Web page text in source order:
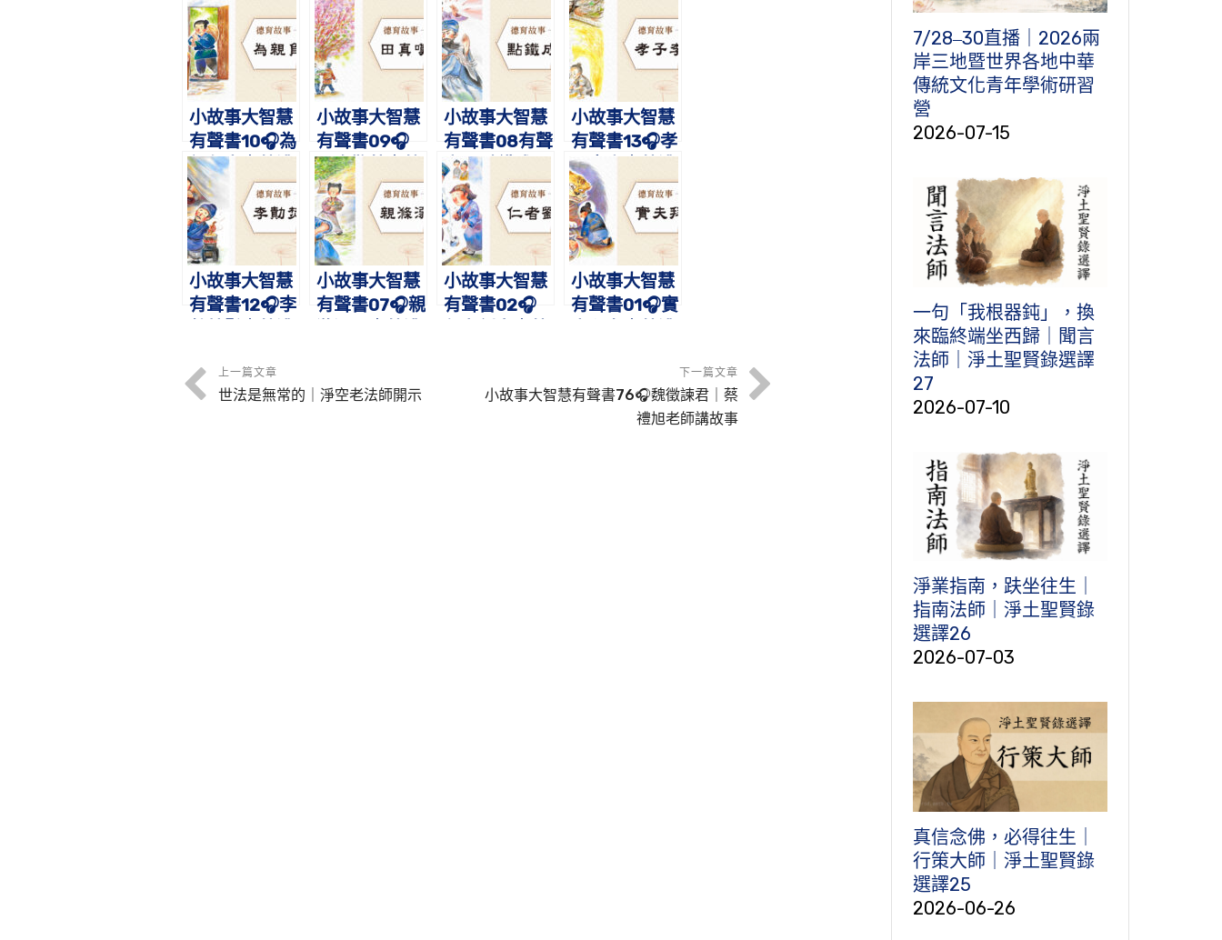
小故事大智慧
有聲書10🎧為
親負米｜蔡禮
旭老師講故事
小故事大智慧
有聲書09🎧
田真歎荊｜蔡
禮旭老師講故
事
小故事大智慧
有聲書08有聲
書🎧點鐵成
金-仙人呂洞
賓｜蔡禮旭老
師講故事
小故事大智慧
有聲書13🎧孝
子李忠｜蔡禮
旭老師講故事
小故事大智慧
有聲書12🎧李
小故事大智慧
有聲書07🎧親
小故事大智慧
有聲書02🎧
小故事大智慧
有聲書01🎧實
上一篇文章
世法是無常的｜淨空老法師開示
下一篇文章
小故事大智慧有聲書76🎧魏徵諫君｜蔡
禮旭老師講故事
7/28‒30直播｜2026兩
岸三地暨世界各地中華
傳統文化青年學術研習
營
2026-07-15
一句「我根器鈍」，換
來臨終端坐西歸｜聞言
法師｜淨土聖賢錄選譯
27
2026-07-10
淨業指南，趺坐往生｜
指南法師｜淨土聖賢錄
選譯26
2026-07-03
真信念佛，必得往生｜
行策大師｜淨土聖賢錄
選譯25
2026-06-26